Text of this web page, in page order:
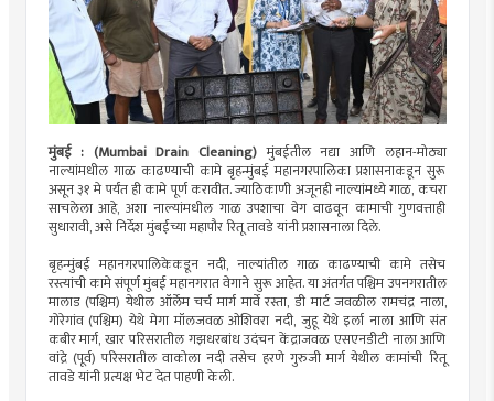
मुंबई : (Mumbai Drain Cleaning)मुंबईतील नद्या आणि लहान-मोठ्या
नाल्यांमधील गाळ काढण्याची कामे बृहन्मुंबई महानगरपालिका प्रशासनाकडून सुरू
असून ३१ मे पर्यंत ही कामे पूर्ण करावीत. ज्याठिकाणी अजूनही नाल्यांमध्ये गाळ, कचरा
साचलेला आहे, अशा नाल्यांमधील गाळ उपशाचा वेग वाढवून कामाची गुणवत्ताही
सुधारावी, असे निर्देश मुंबईच्या महापौर रितू तावडे यांनी प्रशासनाला दिले.
बृहन्मुंबई महानगरपालिकेकडून नदी, नाल्यांतील गाळ काढण्याची कामे तसेच
रस्त्यांची कामे संपूर्ण मुंबई महानगरात वेगाने सुरू आहेत. या अंतर्गत पश्चिम उपनगरातील
मालाड (पश्चिम) येथील ऑर्लेम चर्च मार्ग मार्वे रस्ता, डी मार्ट जवळील रामचंद्र नाला,
गोरेगांव (पश्चिम) येथे मेगा मॉलजवळ ओशिवरा नदी, जुहू येथे इर्ला नाला आणि संत
कबीर मार्ग, खार परिसरातील गझधरबांध उदंचन केंद्राजवळ एसएनडीटी नाला आणि
वांद्रे (पूर्व) परिसरातील वाकोला नदी तसेच हरणे गुरुजी मार्ग येथील कामांची रितू
तावडे यांनी प्रत्यक्ष भेट देत पाहणी केली.